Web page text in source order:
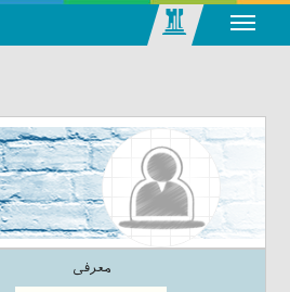
تحلیلی بازار
سرمایه
معرفی